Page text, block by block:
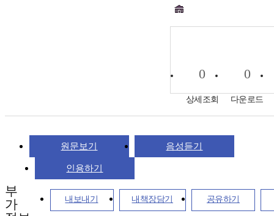
0
상세조회
0
다운로드
원문보기 음성듣기
인용하기
내보내기 내책장담기 공유하기
부
가